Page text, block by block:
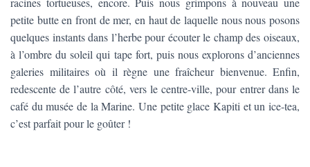
petite butte en front de mer, en haut de laquelle nous nous posons
quelques instants dans l’herbe pour écouter le champ des oiseaux,
à l’ombre du soleil qui tape fort, puis nous explorons d’anciennes
galeries militaires où il règne une fraîcheur bienvenue. Enfin,
redescente de l’autre côté, vers le centre-ville, pour entrer dans le
café du musée de la Marine. Une petite glace Kapiti et un ice-tea,
c’est parfait pour le goûter !